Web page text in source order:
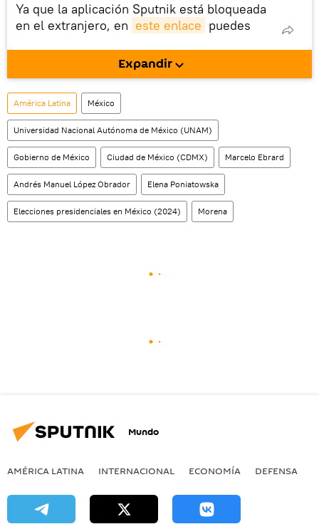
Ya que la aplicación Sputnik está bloqueada
en el extranjero, en este enlace puedes
móvil (¡solo para Android!).
También tenemos una cuenta en la red
social rusa VK .
Expandir
América Latina México
Universidad Nacional Autónoma de México (UNAM)
Gobierno de México Ciudad de México (CDMX) Marcelo Ebrard
Andrés Manuel López Obrador Elena Poniatowska
Elecciones presidenciales en México (2024) Morena
Mundo
AMÉRICA LATINA INTERNACIONAL ECONOMÍA DEFENSA